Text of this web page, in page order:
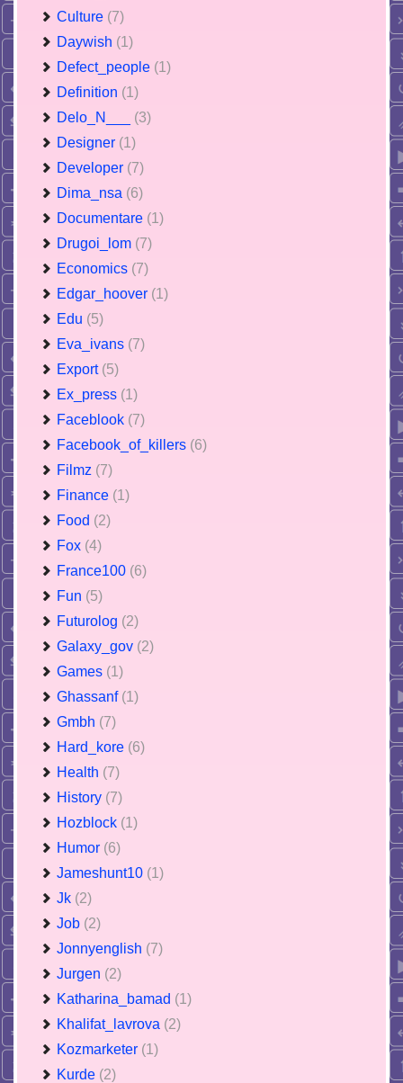
Culture (7)
Daywish (1)
Defect_people (1)
Definition (1)
Delo_N___ (3)
Designer (1)
Developer (7)
Dima_nsa (6)
Documentare (1)
Drugoi_lom (7)
Economics (7)
Edgar_hoover (1)
Edu (5)
Eva_ivans (7)
Export (5)
Ex_press (1)
Faceblook (7)
Facebook_of_killers (6)
Filmz (7)
Finance (1)
Food (2)
Fox (4)
France100 (6)
Fun (5)
Futurolog (2)
Galaxy_gov (2)
Games (1)
Ghassanf (1)
Gmbh (7)
Hard_kore (6)
Health (7)
History (7)
Hozblock (1)
Humor (6)
Jameshunt10 (1)
Jk (2)
Job (2)
Jonnyenglish (7)
Jurgen (2)
Katharina_bamad (1)
Khalifat_lavrova (2)
Kozmarketer (1)
Kurde (2)